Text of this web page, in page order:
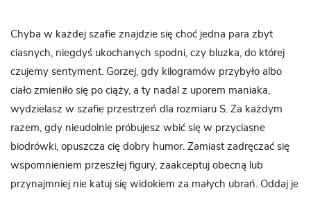
Chyba w każdej szafie znajdzie się choć jedna para zbyt
ciasnych, niegdyś ukochanych spodni, czy bluzka, do której
czujemy sentyment. Gorzej, gdy kilogramów przybyło albo
ciało zmieniło się po ciąży, a ty nadal z uporem maniaka,
wydzielasz w szafie przestrzeń dla rozmiaru S. Za każdym
razem, gdy nieudolnie próbujesz wbić się w przyciasne
biodrówki, opuszcza cię dobry humor. Zamiast zadręczać się
wspomnieniem przeszłej figury, zaakceptuj obecną lub
przynajmniej nie katuj się widokiem za małych ubrań. Oddaj je